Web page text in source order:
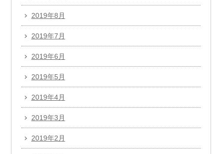
2019年8月
2019年7月
2019年6月
2019年5月
2019年4月
2019年3月
2019年2月